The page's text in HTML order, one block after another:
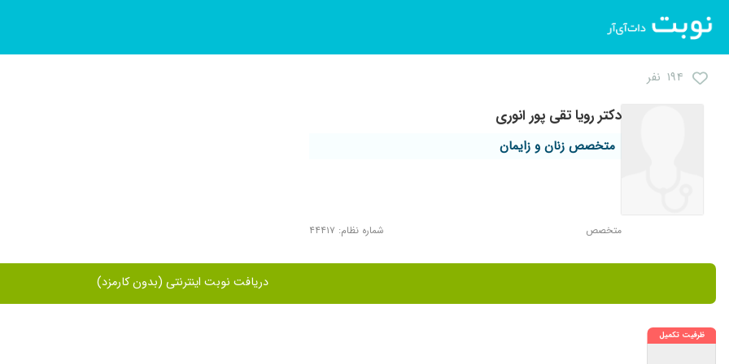
۱۹۴ نفر
دکتر رویا تقی پور انوری
متخصص زنان و زایمان
متخصص شماره نظام: ۴۴۴۱۷
دریافت نوبت اینترنتی (بدون کارمزد)